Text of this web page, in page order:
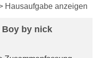
Hausaufgabe anzeigen
Boy by nick